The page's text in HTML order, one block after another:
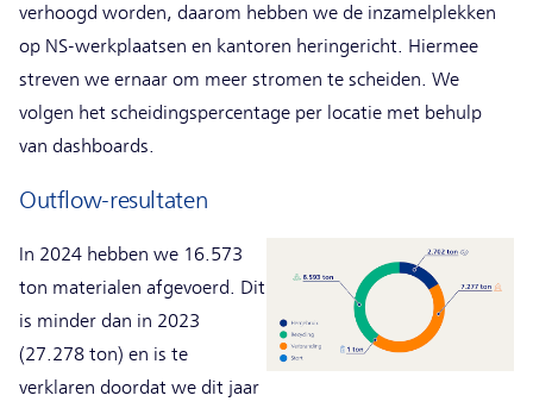
verhoogd worden, daarom hebben we de inzamelplekken
op NS-werkplaatsen en kantoren heringericht. Hiermee
streven we ernaar om meer stromen te scheiden. We
volgen het scheidingspercentage per locatie met behulp
van dashboards.
Outflow-resultaten
In 2024 hebben we 16.573
ton materialen afgevoerd. Dit
is minder dan in 2023
(27.278 ton) en is te
verklaren doordat we dit jaar